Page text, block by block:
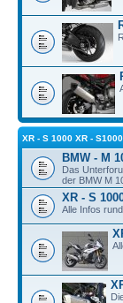
XR - S 1000 XR -
BMW - M
Das
der BMW M
XR - S
Alle Infos